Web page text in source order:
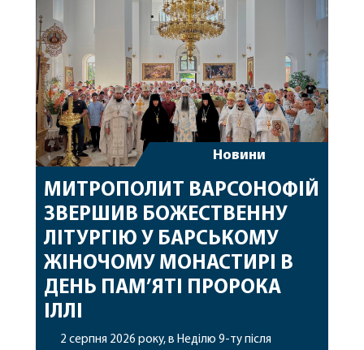
Також для поклоніння вірянам […]
Новини
МИТРОПОЛИТ ВАРСОНОФІЙ
ЗВЕРШИВ БОЖЕСТВЕННУ
ЛІТУРГІЮ У БАРСЬКОМУ
ЖІНОЧОМУ МОНАСТИРІ В
ДЕНЬ ПАМ’ЯТІ ПРОРОКА
ІЛЛІ
2 серпня 2026 року, в Неділю 9-ту після